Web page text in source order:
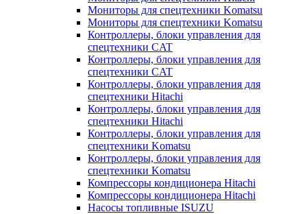
Мониторы для спецтехники Komatsu
Мониторы для спецтехники Komatsu
Контроллеры, блоки управления для
спецтехники CAT
Контроллеры, блоки управления для
спецтехники CAT
Контроллеры, блоки управления для
спецтехники Hitachi
Контроллеры, блоки управления для
спецтехники Hitachi
Контроллеры, блоки управления для
спецтехники Komatsu
Контроллеры, блоки управления для
спецтехники Komatsu
Компрессоры кондиционера Hitachi
Компрессоры кондиционера Hitachi
Насосы топливные ISUZU